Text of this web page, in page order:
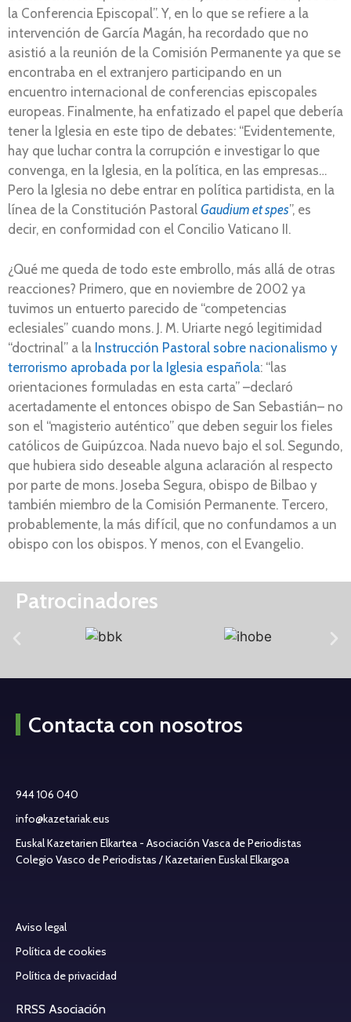
la Conferencia Episcopal”. Y, en lo que se refiere a la
intervención de García Magán, ha recordado que no
asistió a la reunión de la Comisión Permanente ya que se
encontraba en el extranjero participando en un
encuentro internacional de conferencias episcopales
europeas. Finalmente, ha enfatizado el papel que debería
tener la Iglesia en este tipo de debates: “Evidentemente,
hay que luchar contra la corrupción e investigar lo que
convenga, en la Iglesia, en la política, en las empresas…
Pero la Iglesia no debe entrar en política partidista, en la
línea de la Constitución Pastoral Gaudium et spes”, es
decir, en conformidad con el Concilio Vaticano II.
¿Qué me queda de todo este embrollo, más allá de otras
reacciones? Primero, que en noviembre de 2002 ya
tuvimos un entuerto parecido de “competencias
eclesiales” cuando mons. J. M. Uriarte negó legitimidad
“doctrinal” a la Instrucción Pastoral sobre nacionalismo y
terrorismo aprobada por la Iglesia española: “las
orientaciones formuladas en esta carta” –declaró
acertadamente el entonces obispo de San Sebastián– no
son el “magisterio auténtico” que deben seguir los fieles
católicos de Guipúzcoa. Nada nuevo bajo el sol. Segundo,
que hubiera sido deseable alguna aclaración al respecto
por parte de mons. Joseba Segura, obispo de Bilbao y
también miembro de la Comisión Permanente. Tercero,
probablemente, la más difícil, que no confundamos a un
obispo con los obispos. Y menos, con el Evangelio.
Patrocinadores
Contacta con nosotros
944 106 040
info@kazetariak.eus
Euskal Kazetarien Elkartea - Asociación Vasca de Periodistas
Colegio Vasco de Periodistas / Kazetarien Euskal Elkargoa
Aviso legal
Política de cookies
Política de privacidad
RRSS Asociación